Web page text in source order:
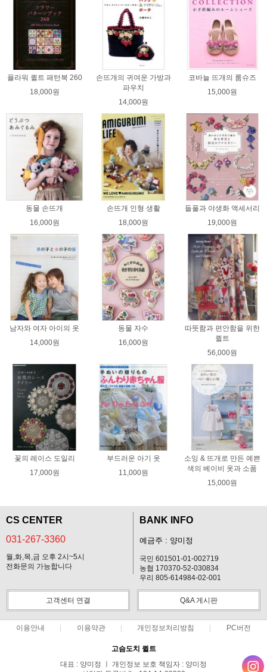
플라워 퀼트 패턴북 260
18,000원
손뜨개의 귀여운 가방과
파우치
14,000원
코바늘 뜨개의 룸슈즈
15,000원
동물 손뜨개
16,000원
손뜨개 인형 생활
18,000원
들풀과 야생화 액세서리
19,000원
남자와 여자 아이의 옷
14,000원
동물 자수
16,000원
따뜻함과 편안함을 위한
퀼트
56,000원
꽃의 레이스 도일리
17,000원
부드러운 아기 옷
11,000원
소잉 & 뜨개로 만든 예쁜
색의 베이비 옷과 소품
15,000원
CS CENTER
031-267-3360
월,화,목,금 오후 2시~5시
전화문의 가능합니다
BANK INFO
예금주 : 양미정
국민 601501-01-002719
농협 170370-52-030834
우리 805-614984-02-001
고객센터 연결 Q&A 게시판
이용안내 이용약관 개인정보처리방침 PC버전
고슴도치 퀼트
대표 : 양미정 ㅣ 개인정보 보호 책임자 : 양미정